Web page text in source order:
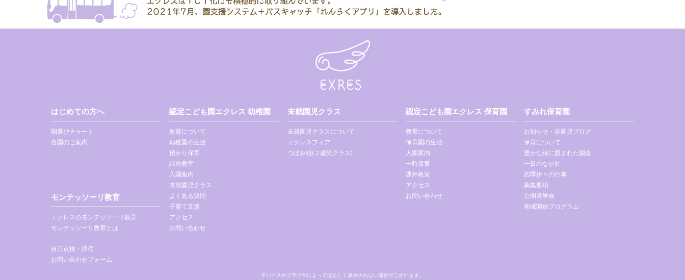
はじめての方へ
園選びチャート
各園のご案内
モンテッソーリ教育
エクレスのモンテッソーリ教育
モンテッソーリ教育とは
自己点検・評価
お問い合わせフォーム
認定こども園エクレス 幼稚園
教育について
幼稚園の生活
預かり保育
課外教室
入園案内
未就園児クラス
よくある質問
子育て支援
アクセス
お問い合わせ
未就園児クラス
未就園児クラスについて
エクレスフィア
つぼみ組(２歳児クラス)
認定こども園エクレス 保育園
教育について
保育園の生活
入園案内
一時保育
課外教室
アクセス
お問い合わせ
すみれ保育園
お知らせ・在園児ブログ
保育について
豊かな緑に囲まれた園舎
一日のながれ
四季折々の行事
募集要項
公開見学会
地域開放プログラム
デバイスやブラウザによっては正しく表示されない場合がございます。